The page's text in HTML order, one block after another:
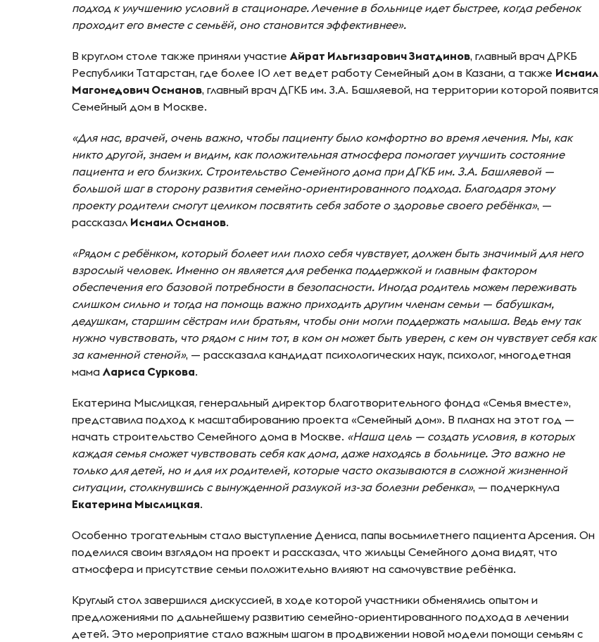
подход к улучшению условий в стационаре. Лечение в больнице идет быстрее, когда ребенок
проходит его вместе с семьёй, оно становится эффективнее».
В круглом столе также приняли участие Айрат Ильгизарович Зиатдинов, главный врач ДРКБ
Республики Татарстан, где более 10 лет ведет работу Семейный дом в Казани, а также Исмаил
Магомедович Османов, главный врач ДГКБ им. З.А. Башляевой, на территории которой появится
Семейный дом в Москве.
«Для нас, врачей, очень важно, чтобы пациенту было комфортно во время лечения. Мы, как
никто другой, знаем и видим, как положительная атмосфера помогает улучшить состояние
пациента и его близких. Строительство Семейного дома при ДГКБ им. З.А. Башляевой —
большой шаг в сторону развития семейно-ориентированного подхода. Благодаря этому
проекту родители смогут целиком посвятить себя заботе о здоровье своего ребёнка», —
рассказал Исмаил Османов.
«Рядом с ребёнком, который болеет или плохо себя чувствует, должен быть значимый для него
взрослый человек. Именно он является для ребенка поддержкой и главным фактором
обеспечения его базовой потребности в безопасности. Иногда родитель можем переживать
слишком сильно и тогда на помощь важно приходить другим членам семьи — бабушкам,
дедушкам, старшим сёстрам или братьям, чтобы они могли поддержать малыша. Ведь ему так
нужно чувствовать, что рядом с ним тот, в ком он может быть уверен, с кем он чувствует себя как
за каменной стеной», — рассказала кандидат психологических наук, психолог, многодетная
мама Лариса Суркова.
Екатерина Мыслицкая, генеральный директор благотворительного фонда «Семья вместе»,
представила подход к масштабированию проекта «Семейный дом». В планах на этот год —
начать строительство Семейного дома в Москве. «Наша цель — создать условия, в которых
каждая семья сможет чувствовать себя как дома, даже находясь в больнице. Это важно не
только для детей, но и для их родителей, которые часто оказываются в сложной жизненной
ситуации, столкнувшись с вынужденной разлукой из-за болезни ребенка», — подчеркнула
Екатерина Мыслицкая.
Особенно трогательным стало выступление Дениса, папы восьмилетнего пациента Арсения. Он
поделился своим взглядом на проект и рассказал, что жильцы Семейного дома видят, что
атмосфера и присутствие семьи положительно влияют на самочувствие ребёнка.
Круглый стол завершился дискуссией, в ходе которой участники обменялись опытом и
предложениями по дальнейшему развитию семейно-ориентированного подхода в лечении
детей. Это мероприятие стало важным шагом в продвижении новой модели помощи семьям с